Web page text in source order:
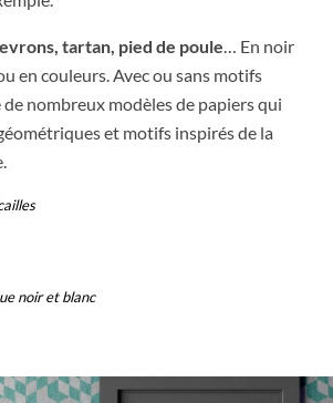
tartan, pied de poule… En noir
en couleurs. Avec ou sans motifs
nombreux modèles de papiers qui
et motifs inspirés de la